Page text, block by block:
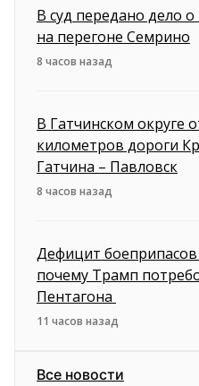
В суд передано дело
на перегоне Семрино
8 часов назад
В Гатчинском округе
километров дороги
Гатчина – Павловск
8 часов назад
Дефицит
почему Трамп
Пентагона
11 часов назад
Все новости